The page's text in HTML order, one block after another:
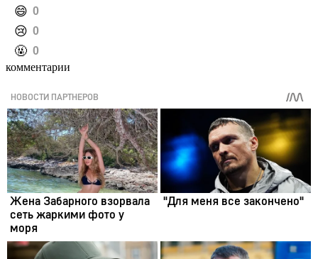
️😄 0
️😢 0
️🤬 0
комментарии